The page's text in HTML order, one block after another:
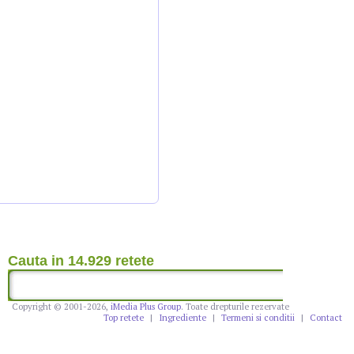
Cauta in 14.929 retete
Copyright © 2001-2026, iMedia Plus Group. Toate drepturile rezervate
Top retete
| Ingrediente | Termeni si conditii | Contact